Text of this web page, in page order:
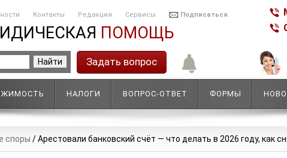
Контакты Редакция Сервисы Подписаться
ПОМОЩЬ
Задать вопрос
НАЛОГИ ВОПРОС-ОТВЕТ ФОРМЫ
споры /Арестовали банковский счёт — что делать в 2026 году, как